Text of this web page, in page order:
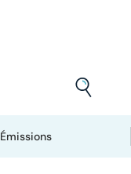
Émissions